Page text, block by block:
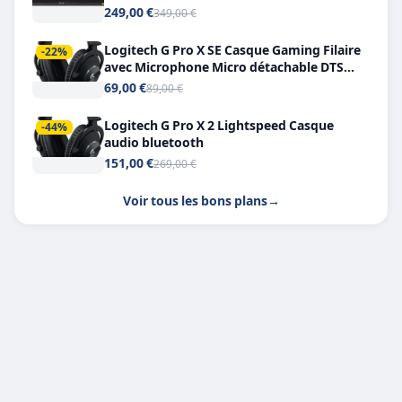
249,00 €349,00 €
-22%
Logitech G Pro X SE Casque Gaming Filaire
avec Microphone Micro détachable DTS
Headphone X 7.1
69,00 €89,00 €
-44%
Logitech G Pro X 2 Lightspeed Casque
audio bluetooth
151,00 €269,00 €
Voir tous les bons plans→